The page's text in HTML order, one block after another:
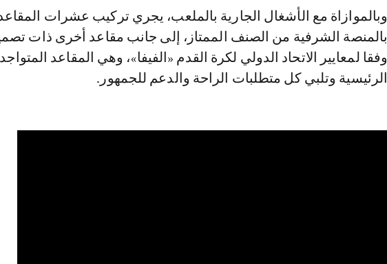
وبالموازاة مع الأشغال الجارية بالملعب، يجري تركيب عشرات
بالمنصة الشرفية من الصنف الممتاز، إلى جانب مقاعد أخرى ذات
وفقا لمعايير الاتحاد الدولي لكرة القدم «الفيفا»، وهي المقاعد
الرئيسية وتلبي كل متطلبات الراحة والدعم للجمهور.